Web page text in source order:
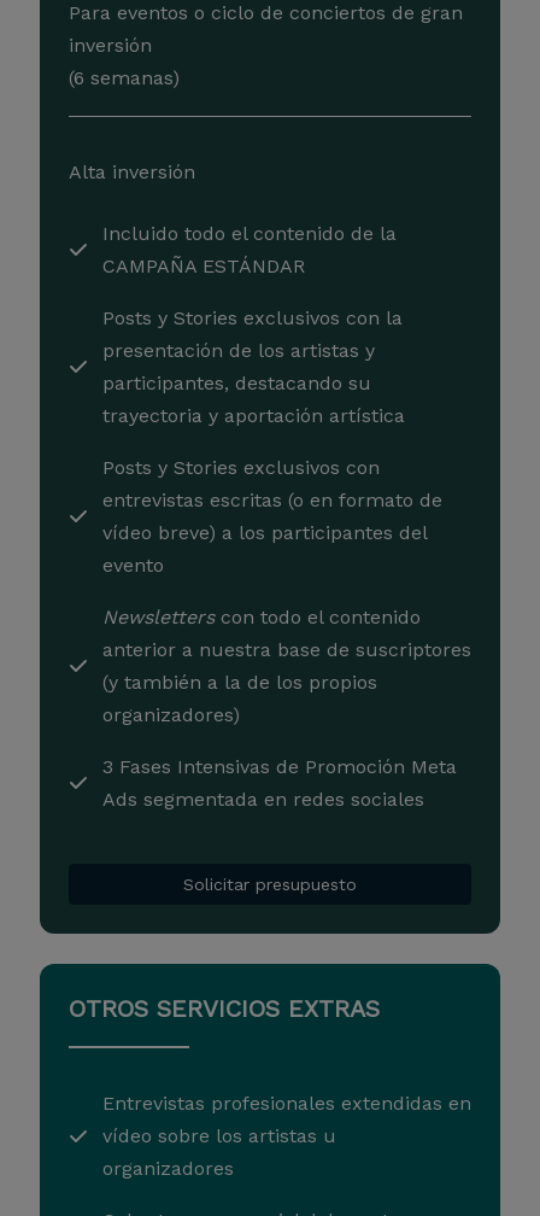
Para eventos o ciclo de conciertos de gran
inversión
(6 semanas)
Alta inversión
Incluido todo el contenido de la
CAMPAÑA ESTÁNDAR
Posts y Stories exclusivos con la
presentación de los artistas y
participantes, destacando su
trayectoria y aportación artística
Posts y Stories exclusivos con
entrevistas escritas (o en formato de
vídeo breve) a los participantes del
evento
Newsletterscon todo el contenido
anterior a nuestra base de suscriptores
(y también a la de los propios
organizadores)
3 Fases Intensivas de Promoción Meta
Ads segmentada en redes sociales
Solicitar presupuesto
OTROS SERVICIOS EXTRAS
Entrevistas profesionales extendidas en
vídeo sobre los artistas u
organizadores